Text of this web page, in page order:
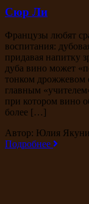
Сюр Ли
Французы любят
воспитания:
придавая напитку
дуба вино может
тонком дрожжевом
главным
при котором вино
более […]
Автор: Юлия
Подробнее